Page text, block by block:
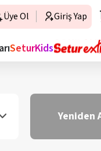
Üye Ol Giriş Yap
SeturKids
Yeniden